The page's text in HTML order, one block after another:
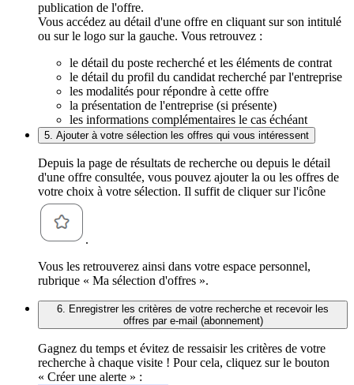
publication de l'offre.
Vous accédez au détail d'une offre en cliquant sur son intitulé
ou sur le logo sur la gauche. Vous retrouvez :
le détail du poste recherché et les éléments de contrat
le détail du profil du candidat recherché par l'entreprise
les modalités pour répondre à cette offre
la présentation de l'entreprise (si présente)
les informations complémentaires le cas échéant
5. Ajouter à votre sélection les offres qui vous intéressent
Depuis la page de résultats de recherche ou depuis le détail
d'une offre consultée, vous pouvez ajouter la ou les offres de
votre choix à votre sélection. Il suffit de cliquer sur l'icône
.
Vous les retrouverez ainsi dans votre espace personnel,
rubrique « Ma sélection d'offres ».
6. Enregistrer les critères de votre recherche et recevoir les
offres par e-mail (abonnement)
Gagnez du temps et évitez de ressaisir les critères de votre
recherche à chaque visite ! Pour cela, cliquez sur le bouton
« Créer une alerte » :